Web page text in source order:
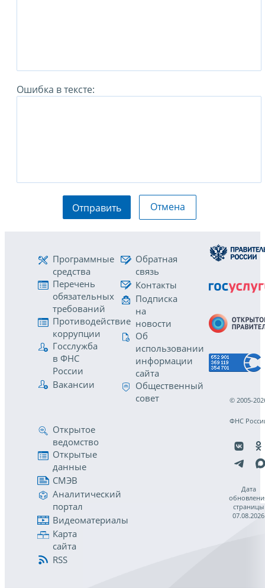
Ошибка в тексте:
Отправить Отмена
Программные
средства
Перечень
обязательных
требований
Противодействие
коррупции
Госслужба
в ФНС
России
Вакансии
Обратная
связь
Контакты
Подписка
на
новости
Об
использовании
информации
сайта
Общественный
совет
Открытое
ведомство
Открытые
данные
СМЭВ
Аналитический
портал
Видеоматериалы
Карта
сайта
RSS
© 2005-
ФНС
Дата
страницы
07.08.2026